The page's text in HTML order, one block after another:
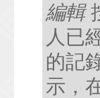
編輯
人已
的記
示，